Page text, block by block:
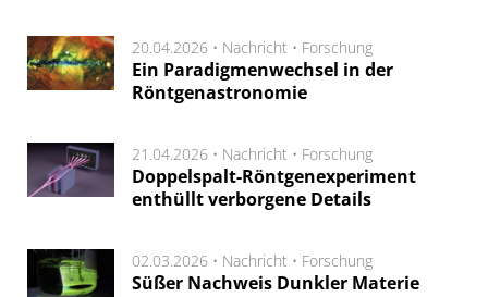
20.04.2026 • Nachricht • Forschung
Ein Paradigmenwechsel in der
Röntgenastronomie
21.04.2026 • Nachricht • Forschung
Doppelspalt-Röntgenexperiment
enthüllt verborgene Details
02.03.2026 • Nachricht • Forschung
Süßer Nachweis Dunkler Materie